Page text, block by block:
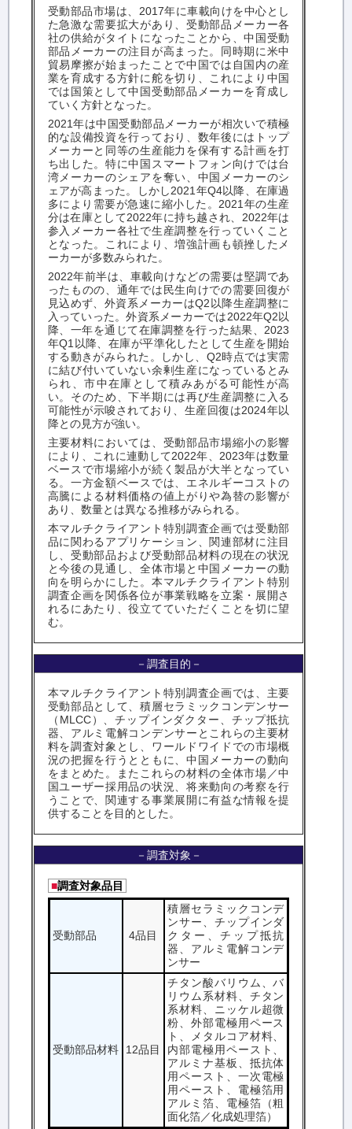
受動部品市場は、2017年に車載向けを中心とし
た急激な需要拡大があり、受動部品メーカー各
社の供給がタイトになったことから、中国受動
部品メーカーの注目が高まった。同時期に米中
貿易摩擦が始まったことで中国では自国内の産
業を育成する方針に舵を切り、これにより中国
では国策として中国受動部品メーカーを育成し
ていく方針となった。
2021年は中国受動部品メーカーが相次いで積極
的な設備投資を行っており、数年後にはトップ
メーカーと同等の生産能力を保有する計画を打
ち出した。特に中国スマートフォン向けでは台
湾メーカーのシェアを奪い、中国メーカーのシ
ェアが高まった。しかし2021年Q4以降、在庫過
多により需要が急速に縮小した。2021年の生産
分は在庫として2022年に持ち越され、2022年は
参入メーカー各社で生産調整を行っていくこと
となった。これにより、増強計画も頓挫したメ
ーカーが多数みられた。
2022年前半は、車載向けなどの需要は堅調であ
ったものの、通年では民生向けでの需要回復が
見込めず、外資系メーカーはQ2以降生産調整に
入っていった。外資系メーカーでは2022年Q2以
降、一年を通じて在庫調整を行った結果、2023
年Q1以降、在庫が平準化したとして生産を開始
する動きがみられた。しかし、Q2時点では実需
に結び付いていない余剰生産になっているとみ
られ、市中在庫として積みあがる可能性が高
い。そのため、下半期には再び生産調整に入る
可能性が示唆されており、生産回復は2024年以
降との見方が強い。
主要材料においては、受動部品市場縮小の影響
により、これに連動して2022年、2023年は数量
ベースで市場縮小が続く製品が大半となってい
る。一方金額ベースでは、エネルギーコストの
高騰による材料価格の値上がりや為替の影響が
あり、数量とは異なる推移がみられる。
本マルチクライアント特別調査企画では受動部
品に関わるアプリケーション、関連部材に注目
し、受動部品および受動部品材料の現在の状況
と今後の見通し、全体市場と中国メーカーの動
向を明らかにした。本マルチクライアント特別
調査企画を関係各位が事業戦略を立案・展開さ
れるにあたり、役立てていただくことを切に望
む。
－調査目的－
本マルチクライアント特別調査企画では、主要
受動部品として、積層セラミックコンデンサー
（MLCC）、チップインダクター、チップ抵抗
器、アルミ電解コンデンサーとこれらの主要材
料を調査対象とし、ワールドワイドでの市場概
況の把握を行うとともに、中国メーカーの動向
をまとめた。またこれらの材料の全体市場／中
国ユーザー採用品の状況、将来動向の考察を行
うことで、関連する事業展開に有益な情報を提
供することを目的とした。
－調査対象－
■調査対象品目
受動部品 4品目
積層セラミックコンデ
ンサー、チップインダ
クター、チップ抵抗
器、アルミ電解コンデ
ンサー
受動部品材料 12品目
チタン酸バリウム、バ
リウム系材料、チタン
系材料、ニッケル超微
粉、外部電極用ペース
ト、メタルコア材料、
内部電極用ペースト、
アルミナ基板、抵抗体
用ペースト、一次電極
用ペースト、電極箔用
アルミ箔、電極箔（粗
面化箔／化成処理箔）